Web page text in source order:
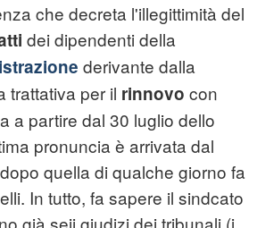
che decreta l'illegittimità del
dei dipendenti della
derivante dalla
trattativa per il rinnovo con
a partire dal 30 luglio dello
pronuncia è arrivata dal
quella di qualche giorno fa
In tutto, fa sapere il sindcato